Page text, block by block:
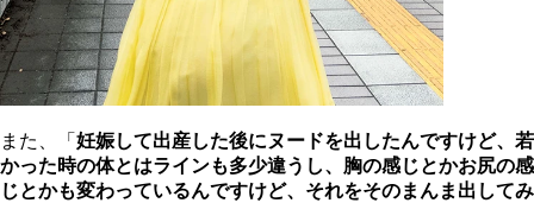
また、「 妊娠して出産した後にヌードを出したんですけど、若
かった時の体とはラインも多少違うし、胸の感じとかお尻の感
じとかも変わっているんですけど、それをそのまんま出してみ